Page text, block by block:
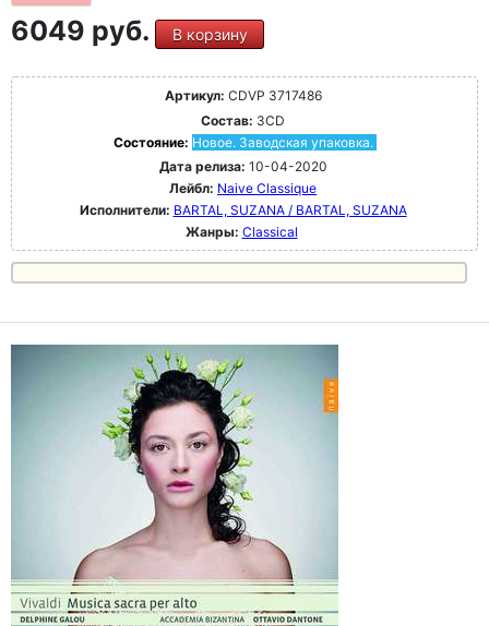
6049 руб. В корзину
Артикул: CDVP 3717486
Состав: 3CD
Состояние: Новое. Заводская упаковка.
Дата релиза: 10-04-2020
Лейбл: Naive Classique
Исполнители: BARTAL, SUZANA / BARTAL, SUZANA
Жанры: Classical